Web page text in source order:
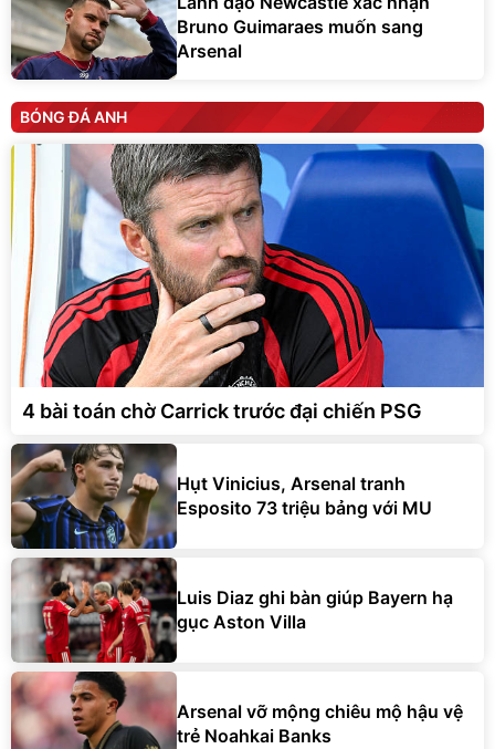
Bruno Guimaraes muốn sang
Arsenal
BÓNG ĐÁ ANH
4 bài toán chờ Carrick trước đại chiến PSG
Hụt Vinicius, Arsenal tranh
Esposito 73 triệu bảng với MU
Luis Diaz ghi bàn giúp Bayern hạ
gục Aston Villa
Arsenal vỡ mộng chiêu mộ hậu vệ
trẻ Noahkai Banks